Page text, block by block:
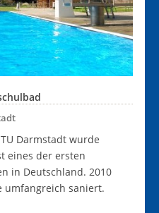
Darmstadt wurde
eines der ersten
in Deutschland. 2010
umfangreich saniert.